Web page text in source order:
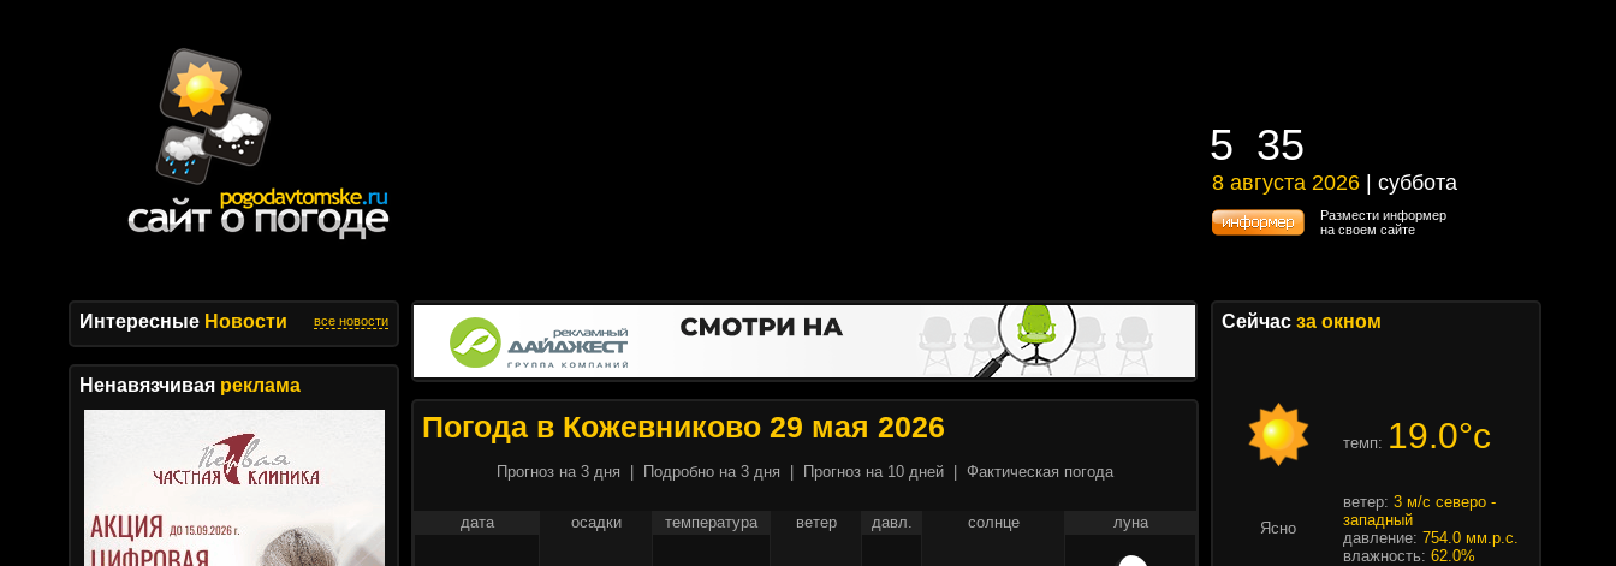
5 35
5 35
8 августа 2026 | суббота
8 августа 2026 | суббота
Размести информер
на своем сайте
Интересные Новости все новости
Ненавязчивая реклама
Погода в Кожевниково 29 мая 2026
Прогноз на 3 дня Подробно на 3 дня Прогноз на 10 дней Фактическая погода
дата осадки температура ветер давл. солнце луна
Сейчас за окном
темп: 19.0°c
Ясно
ветер: 3 м/с северо -
западный
давление: 754.0 мм.р.с.
влажность: 62.0%